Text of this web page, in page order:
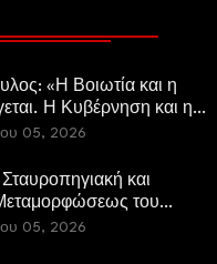
«Η Βοιωτία και η
Η Κυβέρνηση και η
05, 2026
και
του
(Μονή Αγιάς ή
05, 2026